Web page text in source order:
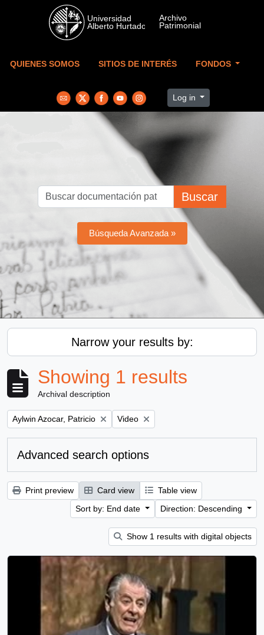
Skip to main content
QUIENES SOMOS SITIOS DE INTERÉS FONDOS
Log in
Buscar
Búsqueda Avanzada »
Narrow your results by:
Showing 1 results
Archival description
Remove filter:
Aylwin Azocar, Patricio Remove filter:
Video
Advanced search options
Print preview Card view
Table view
Sort by: End date
Direction: Descending
Show 1 results with digital objects